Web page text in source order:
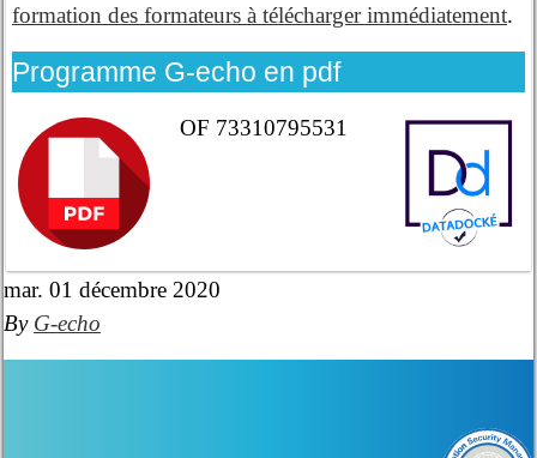
formation des formateurs à télécharger immédiatement.
Programme G-echo en pdf
OF 73310795531
mar. 01 décembre 2020
By G-echo